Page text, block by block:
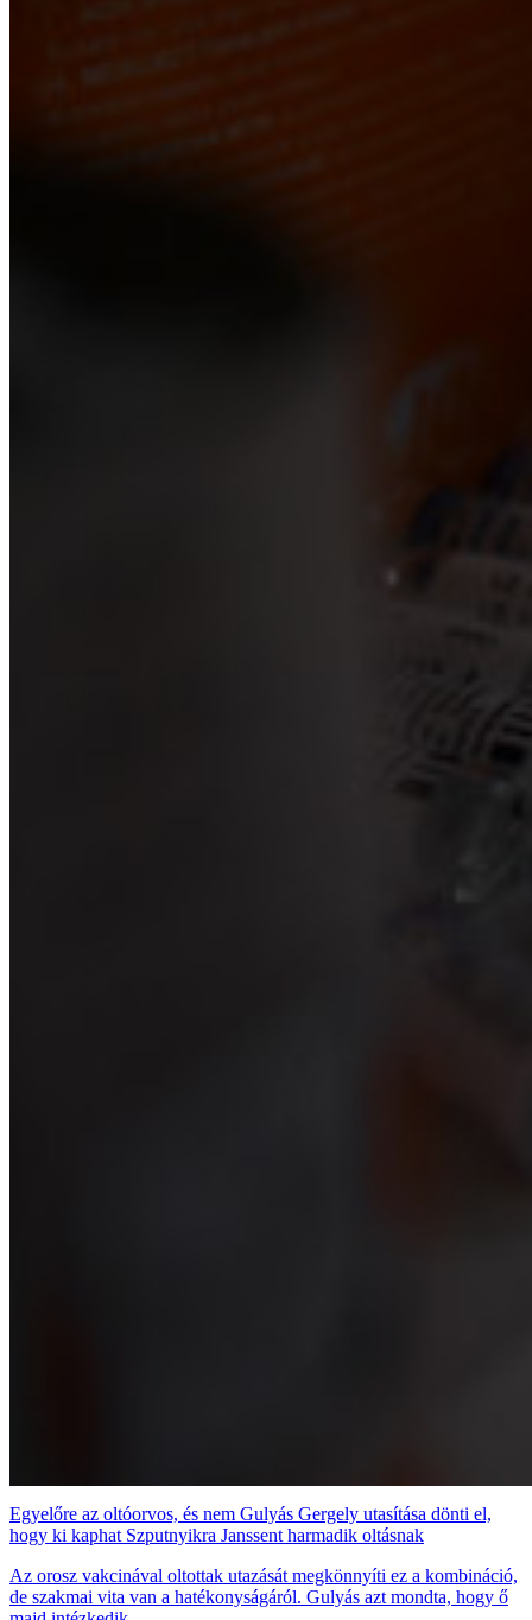
Egyelőre az oltóorvos, és nem Gulyás Gergely utasítása dönti el,
hogy ki kaphat Szputnyikra Janssent harmadik oltásnak
Az orosz vakcinával oltottak utazását megkönnyíti ez a kombináció,
de szakmai vita van a hatékonyságáról. Gulyás azt mondta, hogy ő